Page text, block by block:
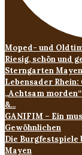
Moped- und
Riesig, schön und
Sterngarten
Lebensader
„Achtsam
&...
GANIFIM – Ein
Gewöhnlichen
Die Burgfestspiele
Mayen